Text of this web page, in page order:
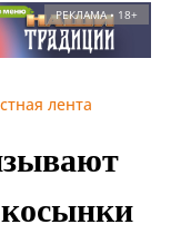
РЕКЛАМА • 18+
лента